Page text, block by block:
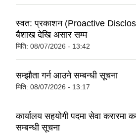
स्वत: प्रकाशन (Proactive
बैशाख देखि असार सम्म
मिति: 08/07/2026 - 13:42
सम्झौता गर्न आउने सम्बन्धी सूचना
मिति: 08/07/2026 - 13:17
कार्यालय सहयोगी पदमा सेवा करारमा
सम्बन्धी सूचना